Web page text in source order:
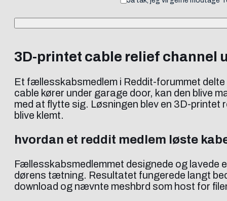
3D-printet cable relief channel
Et fællesskabsmedlem i Reddit-forummet
cable kører under garage door, kan den blive
med at flytte sig. Løsningen blev en 3D-printet
blive klemt.
hvordan et reddit medlem løste
Fællesskabsmedlemmet designede og lavede
dørens tætning. Resultatet fungerede langt
download og nævnte meshbrd som host for